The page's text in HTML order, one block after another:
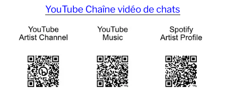
YouTube Chaîne vidéo de chats